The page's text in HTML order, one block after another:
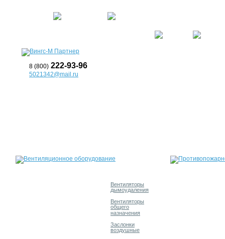
8 (800) 222-93-96
5021342@mail.ru
Вентиляторы
дымоудаления
Вентиляторы
общего
назначения
Заслонки
воздушные